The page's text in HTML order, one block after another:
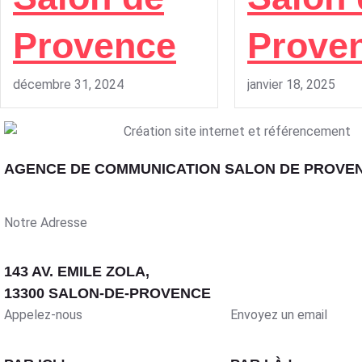
Provence
décembre 31, 2024 janvier 18, 2025
AGENCE DE COMMUNICATION SALON DE
Notre Adresse
143 AV. EMILE ZOLA,
13300 SALON-DE-PROVENCE
Appelez-nous Envoyez un email